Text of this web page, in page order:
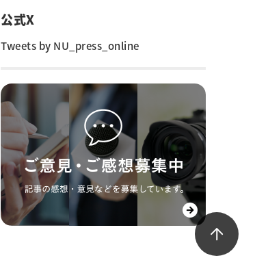
公式X
Tweets by NU_press_online